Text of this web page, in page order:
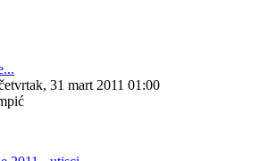
31 mart 2011 01:00